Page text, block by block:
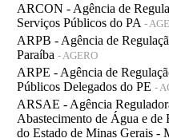
ARCON - Agência de
Serviços Públicos do PA -
ARPB - Agência de
Paraíba - AGERO
ARPE - Agência de
Públicos Delegados do PE -
ARSAE - Agência
Abastecimento de Água e de
do Estado de Minas Gerais -